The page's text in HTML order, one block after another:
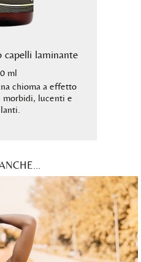
capelli laminante
ml
chioma a effetto
morbidi, lucenti e